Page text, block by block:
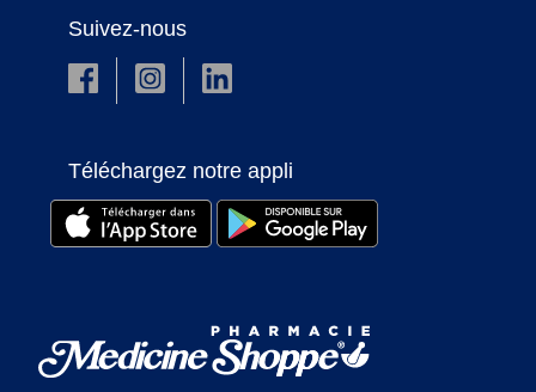
Suivez-nous
Téléchargez notre appli